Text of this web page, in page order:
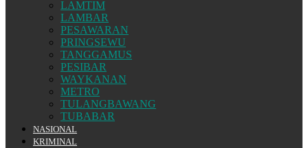
LAMTIM
LAMBAR
PESAWARAN
PRINGSEWU
TANGGAMUS
PESIBAR
WAYKANAN
METRO
TULANGBAWANG
TUBABAR
NASIONAL
KRIMINAL